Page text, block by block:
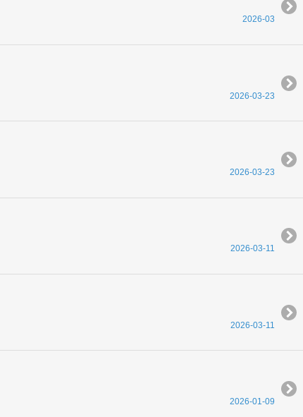
2026-03
2026-03-23
2026-03-23
2026-03-11
2026-03-11
2026-01-09